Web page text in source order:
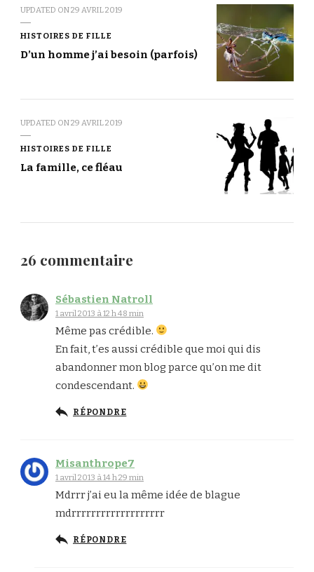
UPDATED ON29 AVRIL 2019
HISTOIRES DE FILLE
D’un homme j’ai besoin (parfois)
UPDATED ON29 AVRIL 2019
HISTOIRES DE FILLE
La famille, ce fléau
26 commentaire
Sébastien Natroll
1 avril 2013 à 12 h 48 min
Même pas crédible.
En fait, t’es aussi crédible que moi qui dis
abandonner mon blog parce qu’on me dit
condescendant.
RÉPONDRE
Misanthrope7
1 avril 2013 à 14 h 29 min
Mdrrr j’ai eu la même idée de blague
mdrrrrrrrrrrrrrrrrrrr
RÉPONDRE